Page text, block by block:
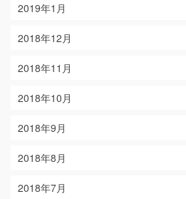
2019年1月
2018年12月
2018年11月
2018年10月
2018年9月
2018年8月
2018年7月